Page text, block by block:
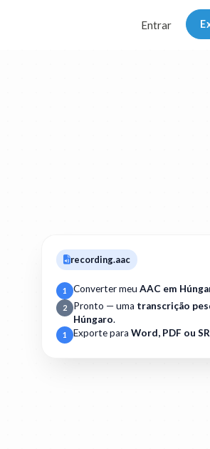
Entrar
recording.aac
1 Converter meu AAC em
2 Pronto — uma transcrição
Húngaro.
1 Exporte para Word, PDF ou